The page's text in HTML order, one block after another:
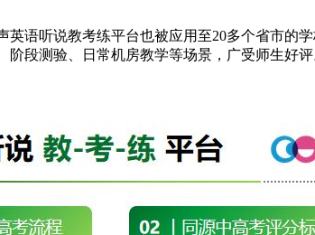
语听说教考练平台也被应用至20多个省市的
段测验、日常机房教学等场景，广受师生好评